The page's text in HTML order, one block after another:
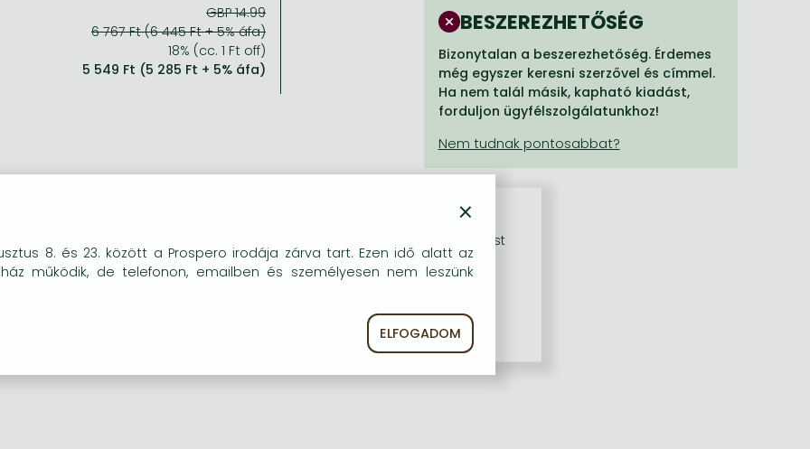
GBP 14.99
6 767 Ft (6 445 Ft + 5% áfa)
18% (cc. 1 Ft off)
5 549 Ft (5 285 Ft + 5% áfa)
BESZEREZHETŐSÉG
Bizonytalan a beszerezhetőség. Érdemes
még egyszer keresni szerzővel és címmel.
Ha nem talál másik, kapható kiadást,
forduljon ügyfélszolgálatunkhoz!
×
8. és 23. között a Prospero irodája zárva tart. Ezen idő alatt az
működik, de telefonon, emailben és személyesen nem leszünk
ELFOGADOM
kat (sütiket) használunk, melyek célja, hogy teljesebb körű szolgáltatást
részére.